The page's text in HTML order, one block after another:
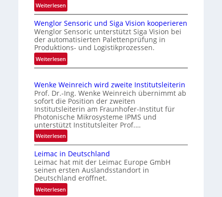
i
n
C
h
a
P
l
u
b
e
i
m
A
u
t
r
a
g
Weiterlesen:
N
e
u
e
R
i
s
k
e
n
f
ü
r
d
i
e
C
M
O
Wenglor Sensoric und Siga Vision kooperieren
Wenglor Sensoric unterstützt Siga Vision bei
der automatisierten Palettenprüfung in
Produktions- und Logistikprozessen.
Weiterlesen:
W
n
g
l
o
r
S
e
n
s
o
r
i
Wenke Weinreich wird zweite Institutsleiterin
Prof. Dr.-Ing. Wenke Weinreich übernimmt ab
sofort die Position der zweiten
Institutsleiterin am Fraunhofer-Institut für
Photonische Mikrosysteme IPMS und
unterstützt Institutsleiter Prof.…
Weiterlesen:
W
e
n
k
e
W
Leimac in Deutschland
Leimac hat mit der Leimac Europe GmbH
seinen ersten Auslandsstandort in
Deutschland eröffnet.
Weiterlesen: